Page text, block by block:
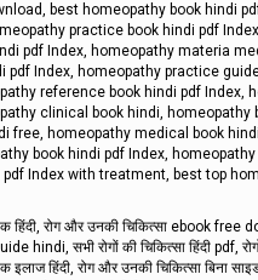
best homeopathy book hindi
practice book hindi pdf
pdf Index, homeopathy materia
Index, homeopathy practice
reference book hindi pdf
clinical book hindi,
free, homeopathy medical book
book hindi pdf Index,
Index with treatment, best top
हिंदी, रोग और उनकी चिकित्सा ebook free
सभी रोगों की चिकित्सा हिंदी pdf, रोगों
हिंदी, रोग और उनकी चिकित्सा बिना